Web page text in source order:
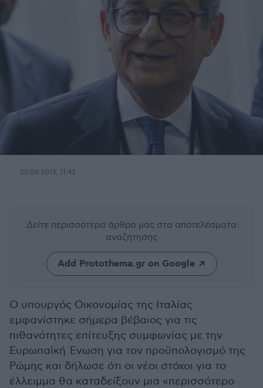
25.06.2019, 11:42
Δείτε περισσότερα άρθρα μας στα αποτελέσματα
αναζήτησης
Add Protothema.gr on Google
Ο υπουργός Οικονομίας της Ιταλίας
εμφανίστηκε σήμερα βέβαιος για τις
πιθανότητες επίτευξης συμφωνίας με την
Ευρωπαϊκή Ένωση για τον προϋπολογισμό της
Ρώμης και δήλωσε ότι οι νέοι στόχοι για το
έλλειμμα θα καταδείξουν μια «περισσότερο